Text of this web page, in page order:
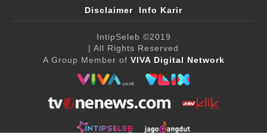
Disclaimer
Info Karir
IntipSeleb ©2019
| All Rights Reserved
A Group Member of VIVA Digital Network